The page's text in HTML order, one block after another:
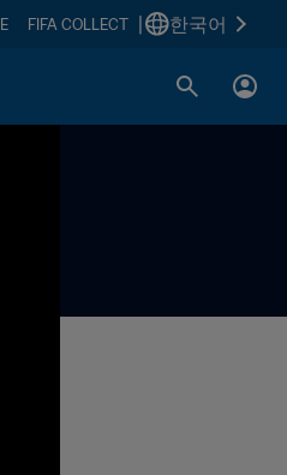
FIFA COLLECT 한국어